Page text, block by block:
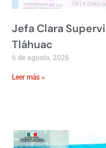
Jefa Clara
Tláhuac
6 de agosto, 2026
Leer más »